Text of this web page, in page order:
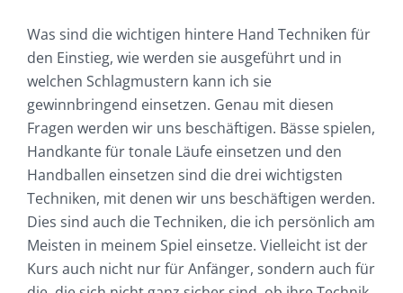
Was sind die wichtigen hintere Hand Techniken für
den Einstieg, wie werden sie ausgeführt und in
welchen Schlagmustern kann ich sie
gewinnbringend einsetzen. Genau mit diesen
Fragen werden wir uns beschäftigen. Bässe spielen,
Handkante für tonale Läufe einsetzen und den
Handballen einsetzen sind die drei wichtigsten
Techniken, mit denen wir uns beschäftigen werden.
Dies sind auch die Techniken, die ich persönlich am
Meisten in meinem Spiel einsetze. Vielleicht ist der
Kurs auch nicht nur für Anfänger, sondern auch für